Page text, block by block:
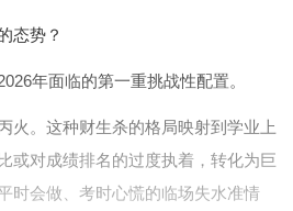
态势？
年面临的第一重挑战性配置。
火。这种财生杀的格局映射到学业上
或对成绩排名的过度执着，转化为巨
时会做、考时心慌的临场失水准情